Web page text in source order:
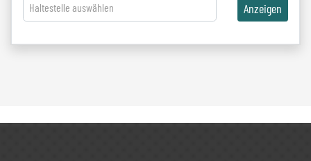
Haltestelle auswählen Anzeigen